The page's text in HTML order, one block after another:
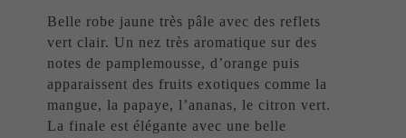
Belle robe jaune très pâle avec des reflets
vert clair. Un nez très aromatique sur des
notes de pamplemousse, d’orange puis
apparaissent des fruits exotiques comme la
mangue, la papaye, l’ananas, le citron vert.
La finale est élégante avec une belle